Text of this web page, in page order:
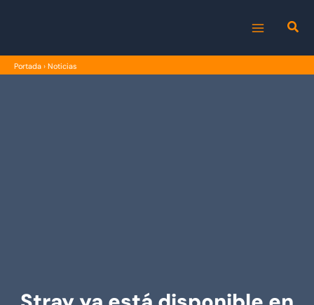
MENU
Portada › Noticias